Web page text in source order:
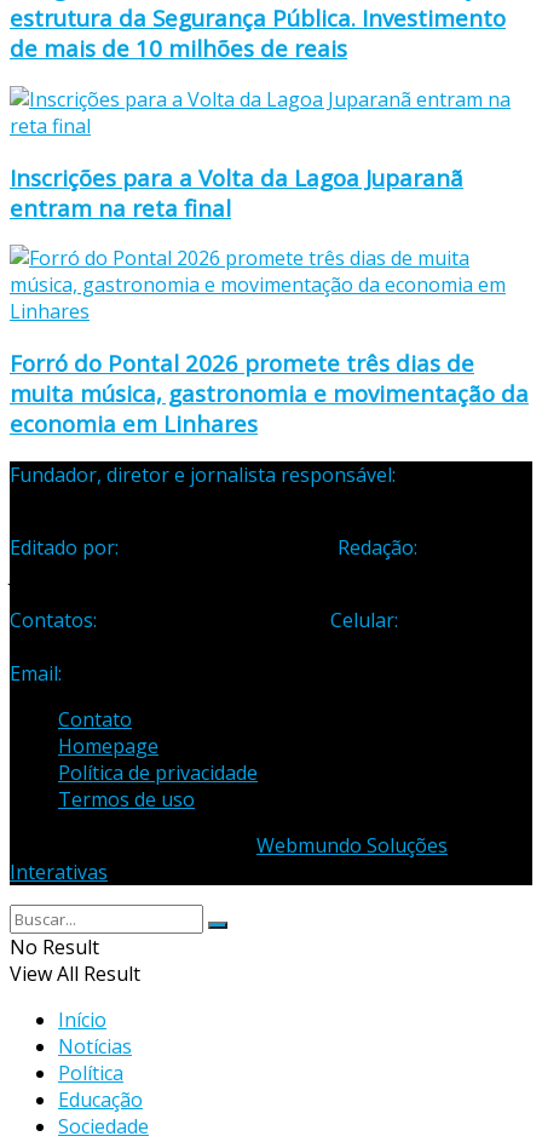
estrutura da Segurança Pública. Investimento
de mais de 10 milhões de reais
Inscrições para a Volta da Lagoa Juparanã
entram na reta final
Forró do Pontal 2026 promete três dias de
muita música, gastronomia e movimentação da
economia em Linhares
Fundador, diretor e jornalista responsável:
Editado por:
Redação:
Contatos:
Celular:
Email:
Contato
Homepage
Política de privacidade
Termos de uso
Webmundo Soluções
Interativas
No Result
View All Result
Início
Notícias
Política
Educação
Sociedade